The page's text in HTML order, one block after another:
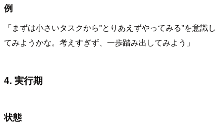
例
「まずは小さいタスクから"とりあえずやってみる"を意識し
てみようかな。考えすぎず、一歩踏み出してみよう」
4. 実行期
状態